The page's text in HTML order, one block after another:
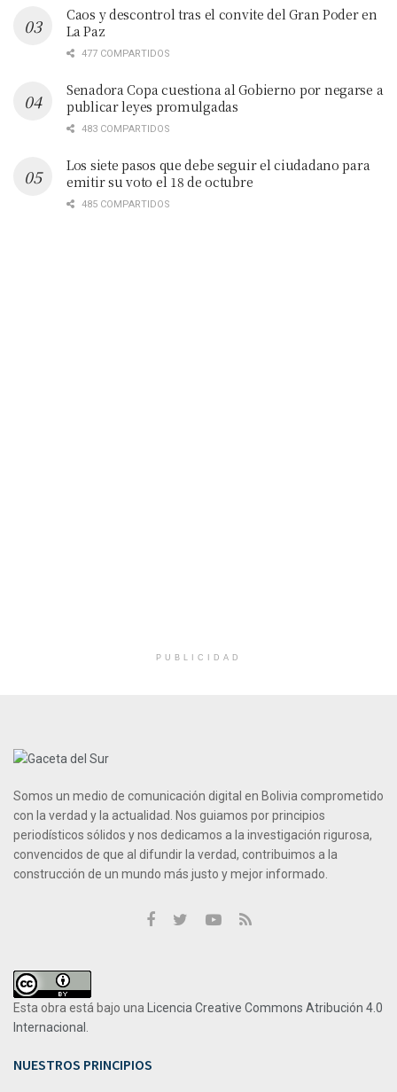
Caos y descontrol tras el convite del Gran Poder en
La Paz
477 COMPARTIDOS
Senadora Copa cuestiona al Gobierno por negarse a
publicar leyes promulgadas
483 COMPARTIDOS
Los siete pasos que debe seguir el ciudadano para
emitir su voto el 18 de octubre
485 COMPARTIDOS
PUBLICIDAD
Somos un medio de comunicación digital en Bolivia comprometido
con la verdad y la actualidad. Nos guiamos por principios
periodísticos sólidos y nos dedicamos a la investigación rigurosa,
convencidos de que al difundir la verdad, contribuimos a la
construcción de un mundo más justo y mejor informado.
Esta obra está bajo una Licencia Creative Commons Atribución 4.0
Internacional .
NUESTROS PRINCIPIOS